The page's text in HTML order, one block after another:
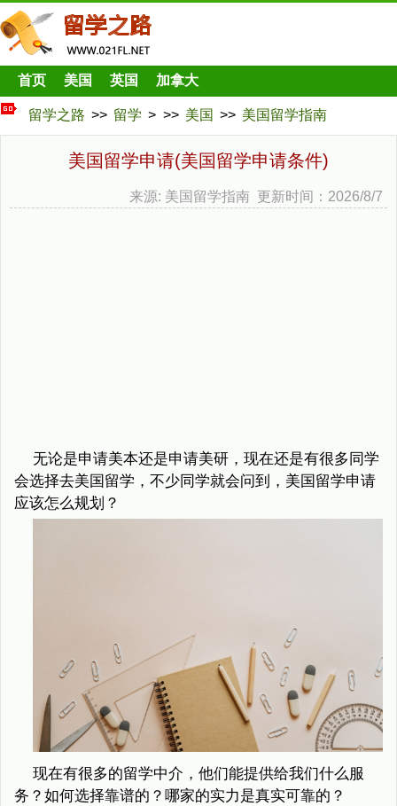
首页 美国 英国 加拿大
留学之路 >> 留学 > >> 美国 >> 美国留学指南
美国留学申请(美国留学申请条件)
来源: 美国留学指南 更新时间：2026/8/7
无论是申请美本还是申请美研，现在还是有很多同学
会选择去美国留学，不少同学就会问到，美国留学申请
应该怎么规划？
现在有很多的留学中介，他们能提供给我们什么服
务？如何选择靠谱的？哪家的实力是真实可靠的？